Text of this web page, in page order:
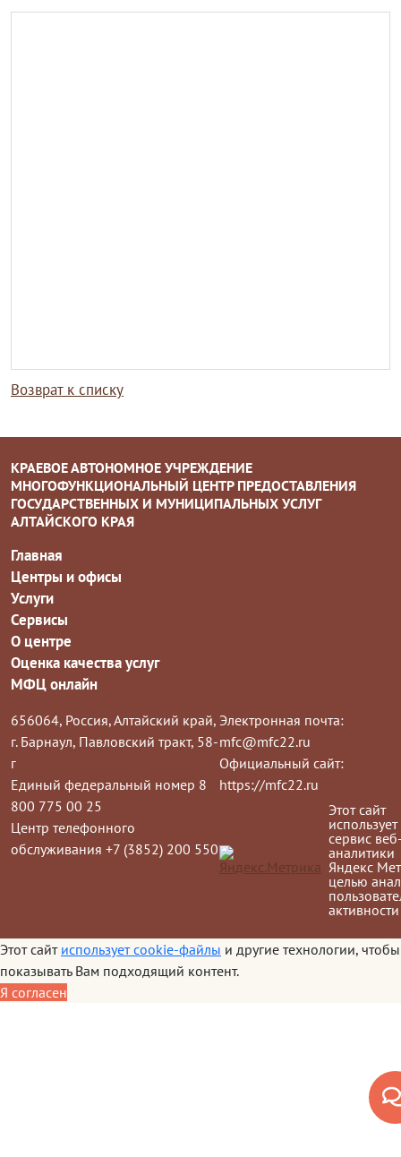
Возврат к списку
КРАЕВОЕ АВТОНОМНОЕ УЧРЕЖДЕНИЕ
МНОГОФУНКЦИОНАЛЬНЫЙ ЦЕНТР ПРЕДОСТАВЛЕНИЯ
ГОСУДАРСТВЕННЫХ И МУНИЦИПАЛЬНЫХ УСЛУГ
АЛТАЙСКОГО КРАЯ
Главная
Центры и офисы
Услуги
Сервисы
О центре
Оценка качества услуг
МФЦ онлайн
656064, Россия, Алтайский край,
г. Барнаул, Павловский тракт, 58-
г
Единый федеральный номер 8
800 775 00 25
Центр телефонного
обслуживания +7 (3852) 200 550
Электронная почта:
mfc@mfc22.ru
Официальный сайт:
https://mfc22.ru
Этот сайт
использует
сервис
аналитики
Яндекс
целью
активности
Этот сайт использует cookie-файлы и другие технологии, чтобы
показывать Вам подходящий контент.
Я согласен